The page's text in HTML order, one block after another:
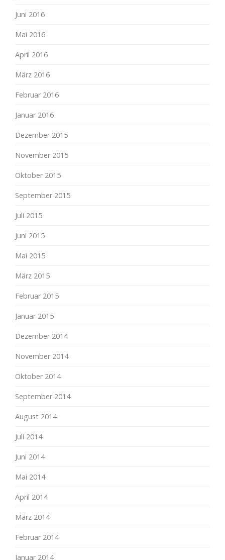
Juni 2016
Mai 2016
April 2016
März 2016
Februar 2016
Januar 2016
Dezember 2015
November 2015
Oktober 2015
September 2015
Juli 2015
Juni 2015
Mai 2015
März 2015
Februar 2015
Januar 2015
Dezember 2014
November 2014
Oktober 2014
September 2014
August 2014
Juli 2014
Juni 2014
Mai 2014
April 2014
März 2014
Februar 2014
Januar 2014